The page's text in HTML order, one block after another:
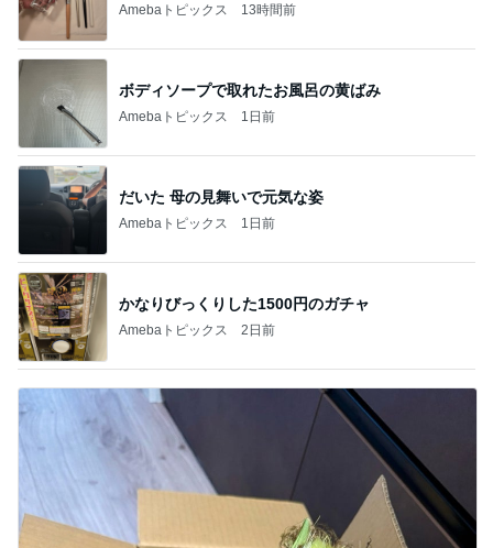
Amebaトピックス 13時間前
ボディソープで取れたお風呂の黄ばみ
Amebaトピックス 1日前
だいた 母の見舞いで元気な姿
Amebaトピックス 1日前
かなりびっくりした1500円のガチャ
Amebaトピックス 2日前